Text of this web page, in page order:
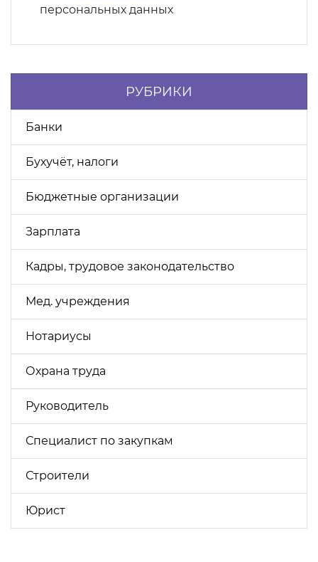
персональных данных
РУБРИКИ
Банки
Бухучёт, налоги
Бюджетные организации
Зарплата
Кадры, трудовое законодательство
Мед. учреждения
Нотариусы
Охрана труда
Руководитель
Специалист по закупкам
Строители
Юрист